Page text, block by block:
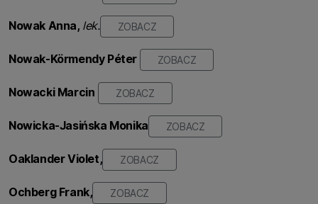
Nowak Anna, lek. ZOBACZ
Nowak-Körmendy Péter ZOBACZ
Nowacki Marcin ZOBACZ
Nowicka-Jasińska Monika ZOBACZ
Oaklander Violet, ZOBACZ
Ochberg Frank, ZOBACZ